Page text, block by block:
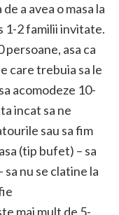
a avea o masa la
1-2 familii invitate.
persoane, asa ca
care trebuia sa le
acomodeze 10-
incat sa ne
sau sa fim
(tip bufet) – sa
nu se clatine la
mai mult de 5-